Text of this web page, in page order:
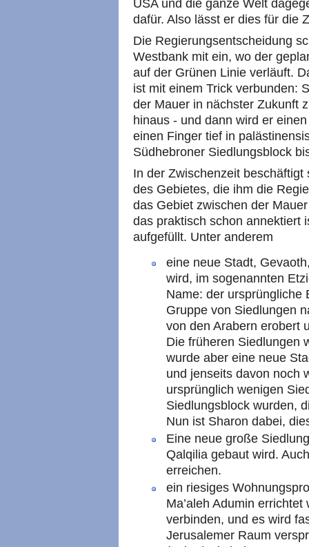
USA und die ganze Welt
dafür. Also lässt er dies für die
Die Regierungsentscheidung
Westbank mit ein, wo der
auf der Grünen Linie verläuft.
ist mit einem Trick verbunden:
der Mauer in nächster Zukunft
hinaus - und dann wird er
einen Finger tief in
Südhebroner Siedlungsblock
In der Zwischenzeit
des Gebietes, die ihm die
das Gebiet zwischen der
das praktisch schon annektiert
aufgefüllt. Unter anderem
eine neue Stadt,
wird, im sogenannten
Name: der ursprüngliche
Gruppe von Siedlungen
von den Arabern erobert
Die früheren Siedlungen
wurde aber eine neue
und jenseits davon noch
ursprünglich wenigen
Siedlungsblock wurden,
Nun ist Sharon dabei,
Eine neue große
Qalqilia gebaut wird.
erreichen.
ein riesiges
Ma’aleh Adumin
verbinden, und es wird
Jerusalemer Raum